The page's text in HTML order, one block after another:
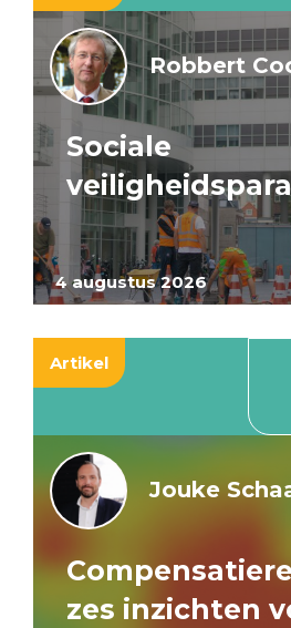
4 augustus 2026
Robbert
Sociale
Artikel
Jouke
zes inzichten